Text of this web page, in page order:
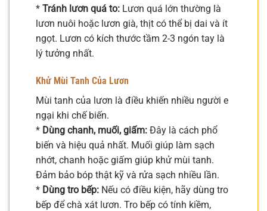
* Tránh lươn quá to: Lươn quá lớn thường là
lươn nuôi hoặc lươn già, thịt có thể bị dai và ít
ngọt. Lươn có kích thước tầm 2-3 ngón tay là
lý tưởng nhất.
Khử Mùi Tanh Của Lươn
Mùi tanh của lươn là điều khiến nhiều người e
ngại khi chế biến.
* Dùng chanh, muối, giấm: Đây là cách phổ
biến và hiệu quả nhất. Muối giúp làm sạch
nhớt, chanh hoặc giấm giúp khử mùi tanh.
Đảm bảo bóp thật kỹ và rửa sạch nhiều lần.
* Dùng tro bếp: Nếu có điều kiện, hãy dùng tro
bếp để chà xát lươn. Tro bếp có tính kiềm,